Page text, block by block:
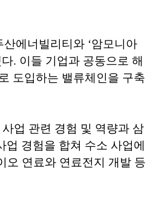
에너빌리티와 ‘암모니아
. 이들 기업과 공동으로 해
도입하는 밸류체인을 구축
업 관련 경험 및 역량과 삼
경험을 합쳐 수소 사업에
오 연료와 연료전지 개발 등